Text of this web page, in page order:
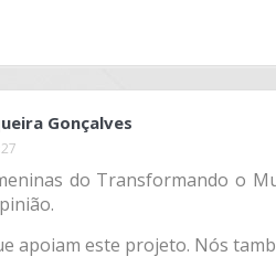
Gonçalves
do Transformando o
apoiam este projeto. Nós